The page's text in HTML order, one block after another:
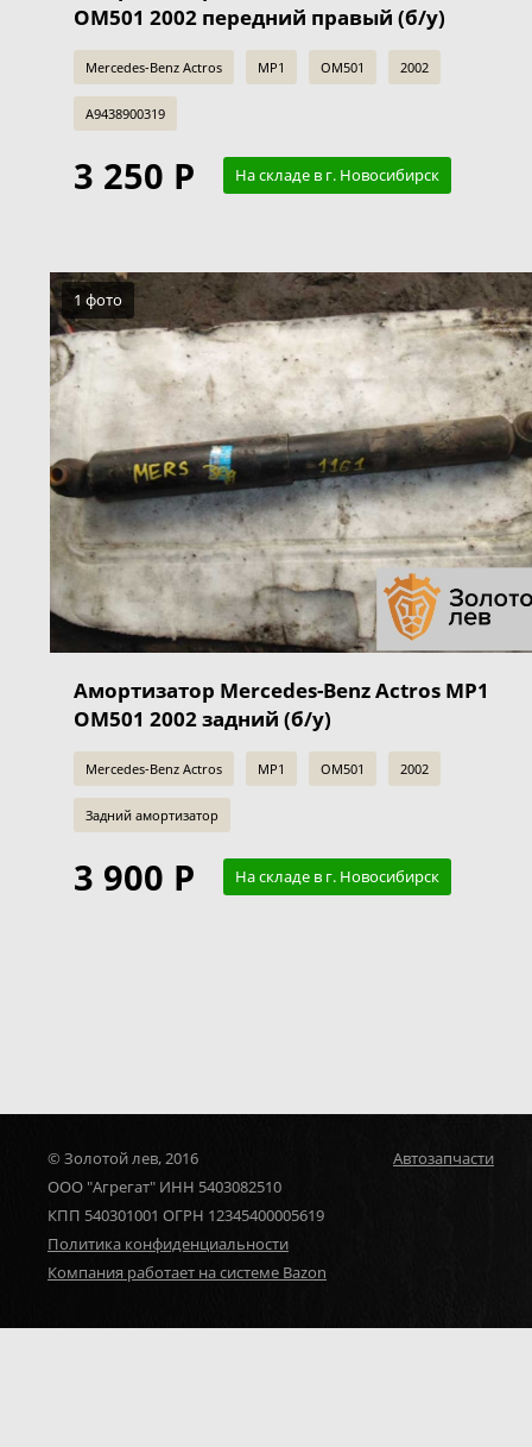
OM501 2002 передний правый (б/у)
Mercedes-Benz Actros MP1 OM501 2002
A9438900319
3 250 Р На складе в г. Новосибирск
1 фото
Амортизатор Mercedes-Benz Actros MP1
OM501 2002 задний (б/у)
Mercedes-Benz Actros MP1 OM501 2002
Задний амортизатор
3 900 Р На складе в г. Новосибирск
© Золотой лев, 2016
ООО "Агрегат" ИНН 5403082510
КПП 540301001 ОГРН 12345400005619
Политика конфиденциальности
Компания работает на системе Bazon
Автозапчасти